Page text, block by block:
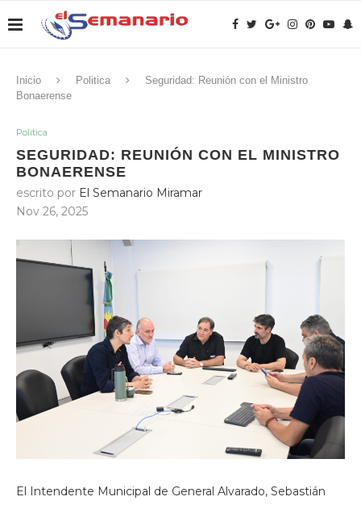
Inicio Politica
Seguridad: Reunión con el Ministro
Bonaerense
Politica
SEGURIDAD: REUNIÓN CON EL MINISTRO
BONAERENSE
escrito por El Semanario Miramar
Nov 26, 2025
El Intendente Municipal de General Alvarado, Sebastián